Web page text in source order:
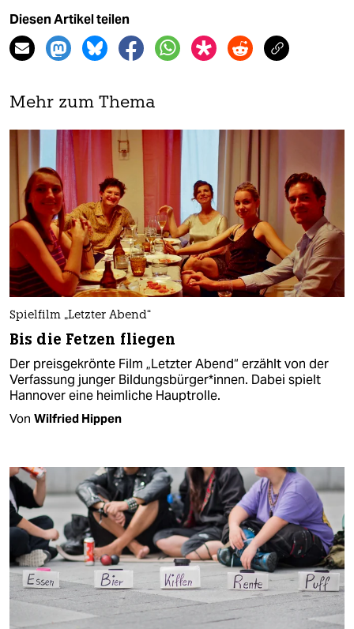
Diesen Artikel teilen
Mehr zum Thema
Spielfilm „Letzter Abend“
Bis die Fetzen fliegen
Der preisgekrönte Film „Letzter Abend“ erzählt von der
Verfassung junger Bildungsbürger*innen. Dabei spielt
Hannover eine heimliche Hauptrolle.
Von Wilfried Hippen